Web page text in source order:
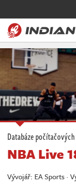
Magazín
Recenze
Videa
Soutěže
Databáze
Komunita
Databáze
NBA Live
Vývojář: EA Sports ·